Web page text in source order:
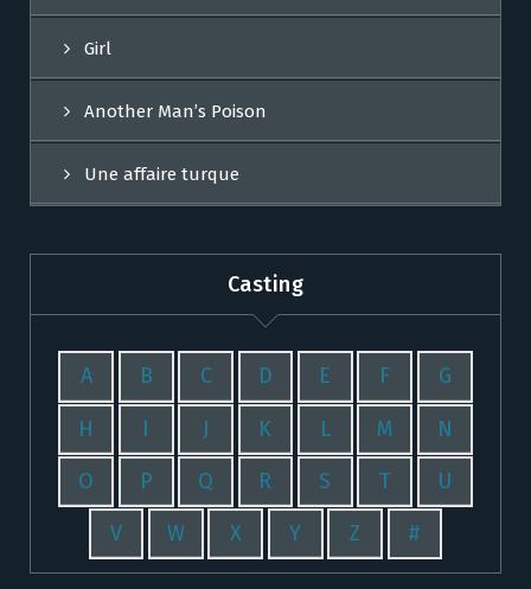
Girl
Another Man’s Poison
Une affaire turque
Casting
A B C D E F G
H I J K L M N
O P Q R S T U
V W X Y Z #